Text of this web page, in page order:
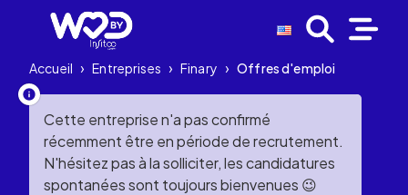
Accueil › Entreprises › Finary › Offres d'emploi
Cette entreprise n'a pas confirmé
récemment être en période de recrutement.
N'hésitez pas à la solliciter, les candidatures
spontanées sont toujours bienvenues 😉